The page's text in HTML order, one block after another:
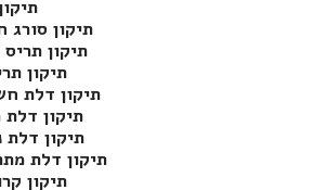
תיקון סורג
תיקון
תיקון
תיקון דלת
תיקון דלת
תיקון דלת
תיקון דלת
תיקון